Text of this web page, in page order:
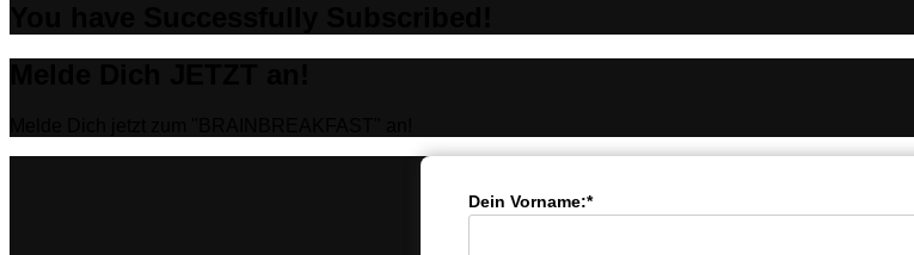
Dein Vorname:*